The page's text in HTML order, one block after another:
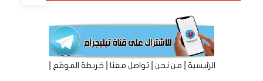
الرئيسية|من نحن|تواصل معنا|خريطة الموقع